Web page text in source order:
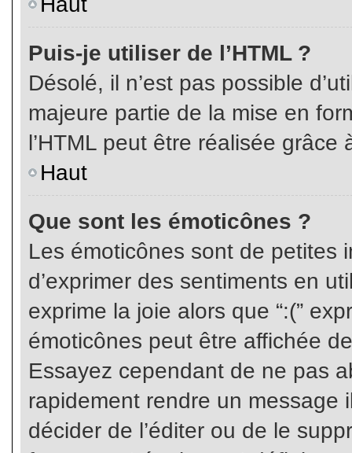
Puis-je utiliser de l’HTML ?
Désolé, il n’est pas possible
majeure partie de la mise en
l’HTML peut être réalisée grâce
Haut
Que sont les émoticônes ?
Les émoticônes sont de petites
d’exprimer des sentiments en
exprime la joie alors que “:(”
émoticônes peut être affichée
Essayez cependant de ne pas
rapidement rendre un message
décider de l’éditer ou de le